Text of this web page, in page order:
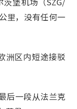
里，没有任何一
洲区内短途接驳
后一段从法兰克